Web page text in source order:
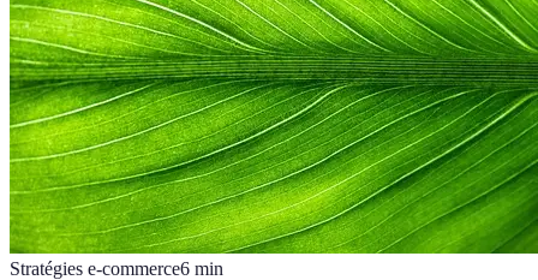
Stratégies e-commerce6 min